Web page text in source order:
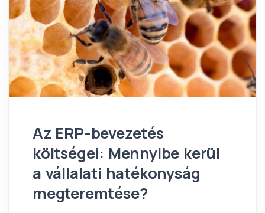
Az ERP-bevezetés
költségei: Mennyibe kerül
a vállalati hatékonyság
megteremtése?